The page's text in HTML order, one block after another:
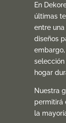
En
últimas
entre
diseños
hogar
Nuestra
permitirá
la